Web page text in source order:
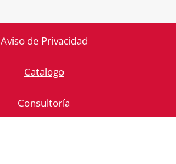
Aviso de Privacidad
Catalogo
Consultoría